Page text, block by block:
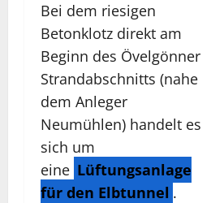
Bei dem riesigen
Betonklotz direkt am
Beginn des Övelgönner
Strandabschnitts (nahe
dem Anleger
Neumühlen) handelt es
sich um
eine Lüftungsanlage
für den Elbtunnel .